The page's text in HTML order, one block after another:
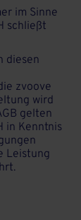
im Sinne
schließt
diesen
zvoove
wird
gelten
in Kenntnis
Leistung